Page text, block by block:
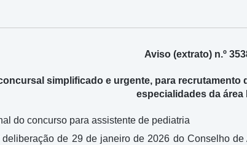
Aviso (extrato) n.º
simplificado e urgente, para
especialidades da área
do concurso para assistente de pediatria
de 29 de janeiro de 2026 do Conselho